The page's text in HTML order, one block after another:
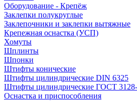
Оборудование - Крепёж
Заклепки полукруглые
Заклепочники и заклепки вытяжные
Крепежная оснастка (УСП)
Хомуты
Шплинты
Шпонки
Штифты конические
Штифты цилиндрические DIN 6325
Штифты цилиндрические ГОСТ
Оснастка и приспособления